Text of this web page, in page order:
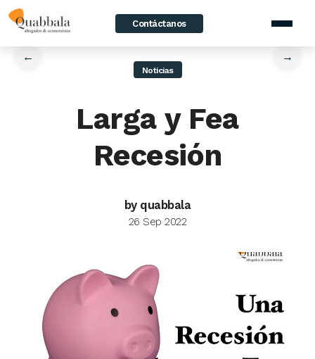
Contáctanos
home / News Larga y Fea Recesión
←
Noticias
→
Larga y Fea
Recesión
by quabbala
26 Sep 2022